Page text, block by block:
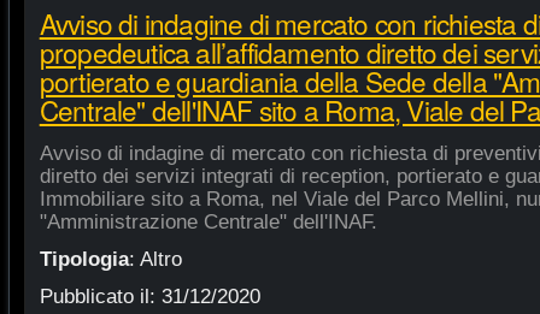
Avviso di indagine di mercato con richiesta
propedeutica all’affidamento diretto dei
portierato e guardiania della Sede della
Centrale" dell'INAF sito a Roma, Viale del
Avviso di indagine di mercato con richiesta di
diretto dei servizi integrati di reception, portierato e
Immobiliare sito a Roma, nel Viale del Parco Mellini,
"Amministrazione Centrale" dell'INAF.
Tipologia: Altro
Pubblicato il: 31/12/2020